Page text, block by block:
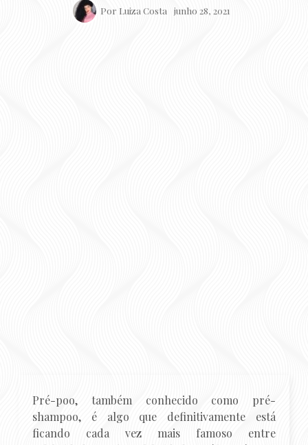
Por Luiza Costa junho 28, 2021
Pré-poo, também conhecido como pré-
shampoo, é algo que definitivamente está
ficando cada vez mais famoso entre